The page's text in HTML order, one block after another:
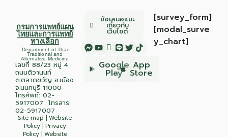
กรมการแพทย์แผน
ไทยและการแพทย์
ทางเลือก
Department of Thai
Traditional and
Alternative Medicine
เลขที่ 88/23 หมู่ 4
ถนนติวานนท์
ต.ตลาดขวัญ อ.เมือง
จ.นนทบุรี 11000
โทรศัพท์: 02-
5917007 โทรสาร:
02-5917007
Site map | Website
Policy| Privacy
Policy| Website
ข้อเสนอแนะ
เกี่ยวกับ
เว็บไซต์
Google
Play
App
Store
[survey_form]
[modal_surve
y_chart]